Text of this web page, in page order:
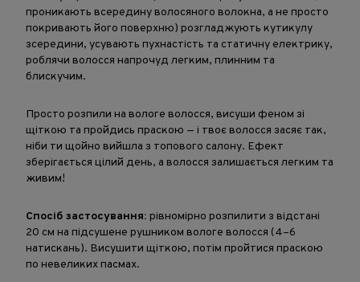
проникають всередину волосяного волокна, а не просто
покривають його поверхню) розгладжують кутикулу
зсередини, усувають пухнастість та статичну електрику,
роблячи волосся напрочуд легким, плинним та
блискучим.
Просто розпили на вологе волосся, висуши феном зі
щіткою та пройдись праскою — і твоє волосся засяє так,
ніби ти щойно вийшла з топового салону. Ефект
зберігається цілий день, а волосся залишається легким та
живим!
Спосіб застосування: рівномірно розпилити з відстані
20 см на підсушене рушником вологе волосся (4–6
натискань). Висушити щіткою, потім пройтися праскою
по невеликих пасмах.